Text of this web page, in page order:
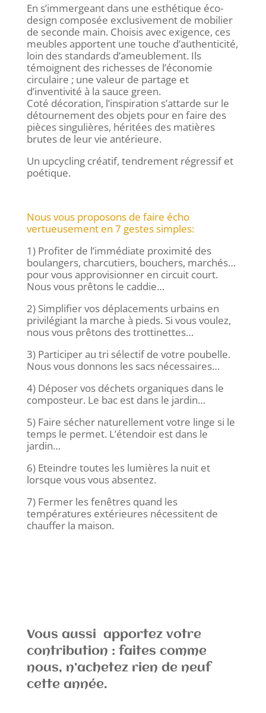
En s’immergeant dans une esthétique éco-
design composée exclusivement de mobilier
de seconde main. Choisis avec exigence, ces
meubles apportent une touche d’authenticité,
loin des standards d’ameublement. Ils
témoignent des richesses de l’économie
circulaire ; une valeur de partage et
d’inventivité à la sauce green.
Coté décoration, l’inspiration s’attarde sur le
détournement des objets pour en faire des
pièces singulières, héritées des matières
brutes de leur vie antérieure.
Un upcycling créatif, tendrement régressif et
poétique.
Nous vous proposons de faire écho
vertueusement en 7 gestes simples:
1) Profiter de l’immédiate proximité des
boulangers, charcutiers, bouchers, marchés…
pour vous approvisionner en circuit court.
Nous vous prêtons le caddie…
2) Simplifier vos déplacements urbains en
privilégiant la marche à pieds. Si vous voulez,
nous vous prêtons des trottinettes…
3) Participer au tri sélectif de votre poubelle.
Nous vous donnons les sacs nécessaires…
4) Déposer vos déchets organiques dans le
composteur. Le bac est dans le jardin…
5) Faire sécher naturellement votre linge si le
temps le permet. L’étendoir est dans le
jardin…
6) Eteindre toutes les lumières la nuit et
lorsque vous vous absentez.
7) Fermer les fenêtres quand les
températures extérieures nécessitent de
chauffer la maison.
Vous aussi apportez votre
contribution : faites comme
nous, n’achetez rien de neuf
cette année.